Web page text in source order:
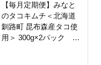
【毎月定期便】みなと
のタコキムチ＜北海道
釧路町 昆布森産タコ使
用＞ 300g×2パック 全